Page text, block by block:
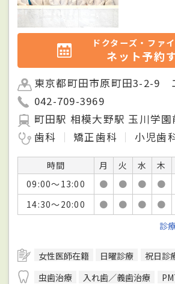
ドクターズ・ファ
ネット予約
東京都町田市原町田3-2-9
042-709-3969
町田駅 相模大野駅 玉川学園
歯科
矯正歯科 小児歯
時間 月 火 水 木
09:00～13:00
● ● ● ●
14:30～20:00
● ● ● ●
診
女性医師在籍 日曜診療 祝日診
虫歯治療
入れ歯／義歯治療